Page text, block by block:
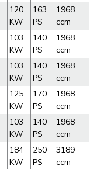
120
KW
163
PS
1968
ccm
103
KW
140
PS
1968
ccm
103
KW
140
PS
1968
ccm
125
KW
170
PS
1968
ccm
103
KW
140
PS
1968
ccm
184
KW
250
PS
3189
ccm